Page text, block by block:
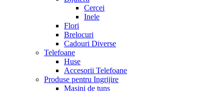
Cercei
Inele
Flori
Brelocuri
Cadouri Diverse
Telefoane
Huse
Accesorii Telefoane
Produse pentru Ingrijire
Masini de tuns